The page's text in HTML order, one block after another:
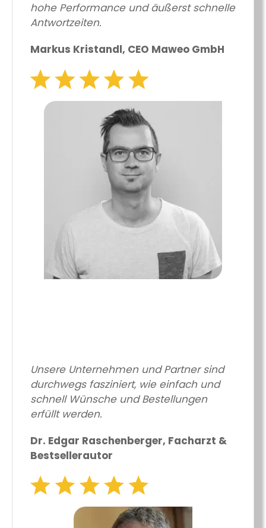
hohe Performance und äußerst schnelle
Antwortzeiten.
Markus Kristandl, CEO Maweo GmbH
Unsere Unternehmen und Partner sind
durchwegs fasziniert, wie einfach und
schnell Wünsche und Bestellungen
erfüllt werden.
Dr. Edgar Raschenberger, Facharzt &
Bestsellerautor